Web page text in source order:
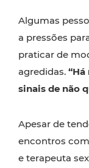
Algumas
a pressões
praticar de
agredidas.
sinais de não
Apesar de
encontros
e terapeuta